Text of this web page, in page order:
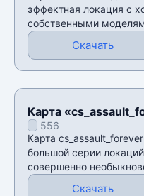
эффектная локация с
собственными
Скачать
Карта
556
Карта
большой серии
совершенно
Скачать